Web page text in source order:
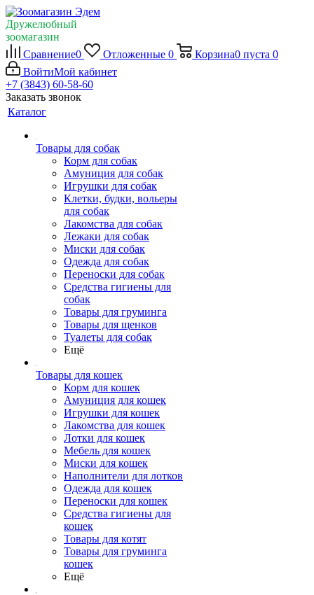
Дружелюбный
зоомагазин
Сравнение0 Отложенные 0 Корзина0 пуста 0
ВойтиМой кабинет
+7 (3843) 60-58-60
Заказать звонок
Каталог
Товары для собак
Корм для собак
Амуниция для собак
Игрушки для собак
Клетки, будки, вольеры
для собак
Лакомства для собак
Лежаки для собак
Миски для собак
Одежда для собак
Переноски для собак
Средства гигиены для
собак
Товары для груминга
Товары для щенков
Туалеты для собак
Ещё
Товары для кошек
Корм для кошек
Амуниция для кошек
Игрушки для кошек
Лакомства для кошек
Лотки для кошек
Мебель для кошек
Миски для кошек
Наполнители для лотков
Одежда для кошек
Переноски для кошек
Средства гигиены для
кошек
Товары для котят
Товары для груминга
кошек
Ещё